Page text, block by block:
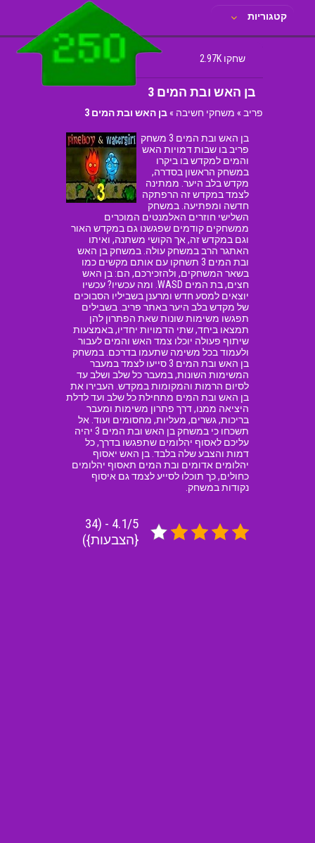
קטגוריות
שחקו 2.97K
בן האש ובת המים 3
פריב » משחקי חשיבה »בן האש ובת המים 3
בן האש ובת המים 3 משחק
פריב בו שבות דמויות האש
והמים למקדש בו ביקרו
במשחק הראשון בסדרה,
מקדש בלב היער. ממתינה
לצמד במקדש זה הרפתקה
חדשה ומפתיעה. במשחק
השלישי חוזרים האלמנטים המוכרים
ממשחקים קודמים שפגשנו גם במקדש האור
וגם במקדש זה, אך הקושי משתנה, ואיתו
האתגר הרב במשחק עולה. במשחק בן האש
ובת המים 3 תשחקו עם אותם מקשים כמו
בשאר המשחקים, ולהזכירכם, הם: בן האש
חצים, בת המים WASD. ומה עכשיו? עכשיו
יוצאים למסע חדש ומרענן בשביליו הסבוכים
של מקדש בלב היער באתר פריב. בשבילים
תפגשו משימות שונות שאת הפתרון להן
תמצאו ביחד, שתי הדמויות יחדיו, באמצעות
שיתוף פעולה יוכלו צמד האש והמים לעבור
ולעמוד בכל משימה שתעמו בדרכם. במשחק
בן האש ובת המים 3 סייעו לצמד במעבר
המשימות השונות, במעבר כל שלב ושלב עד
לסיום הרמות והמקומות במקדש. העבירו את
בן האש ובת המים מתחילת כל שלב ועד לדלת
היציאה ממנו, דרך פתרון משימות ומעבר
בריכות, גשרים, מעליות, מחסומים ועוד. אל
תשכחו כי במשחק בן האש ובת המים 3 יהיה
עליכם לאסוף יהלומים שתפגשו בדרך, כל
דמות והצבע שלה בלבד. בן האש יאסוף
יהלומים אדומים ובת המים תאסוף יהלומים
כחולים, כך תוכלו לסייע לצמד גם איסוף
נקודות במשחק.
4.1/5 - (34
{הצבעות})